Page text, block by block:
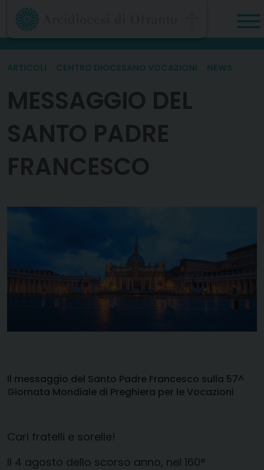
Skip
content
ARTICOLI CENTRO DIOCESANO VOCAZIONI NEWS
MESSAGGIO DEL
SANTO PADRE
FRANCESCO
Il messaggio del Santo Padre Francesco sulla 57^
Giornata Mondiale di Preghiera per le Vocazioni
Cari fratelli e sorelle!
Il 4 agosto dello scorso anno, nel 160°